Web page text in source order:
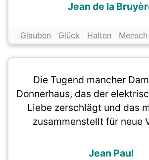
Jean de la
Glauben Glück Halten Mensch
Die Tugend mancher
Donnerhaus, das der
Liebe zerschlägt und das
zusammenstellt für neue
Jean Paul